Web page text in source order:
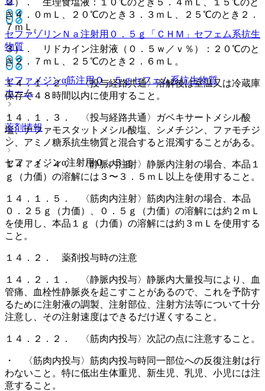
セファゾリンＮａ注射用０．５ｇ「ＣＨＭ」 セフェム系抗生
物質
セファメジンα筋注用０．５ｇセフェム系抗生物質
ホーム
薬剤情報
セファメジンα注射用０．５ｇ
き４．０ｍＬ、２０℃のとき３．３ｍＬ、２５℃のとき２．
７ｍＬ。
３）． リドカイン注射液（０．５ｗ／ｖ％）：２０℃のと
き２．７ｍＬ、２５℃のとき２．６ｍＬ。
１４．１．２． 〈投与経路共通〉溶解後は室温又は冷蔵庫
保存で４８時間以内に使用すること。
１４．１．３． 〈投与経路共通〉ガベキサートメシル酸
塩、ナファモスタットメシル酸塩、シメチジン、ファモチジ
ン、アミノ糖系抗生物質と混合すると混濁することがある。
１４．１．４． 〈静脈内注射〉静脈内注射の場合、本品１
ｇ（力価）の溶解には３〜３．５ｍＬ以上を使用すること。
１４．１．５． 〈筋肉内注射〉筋肉内注射の場合、本品
０．２５ｇ（力価）、０．５ｇ（力価）の溶解には約２ｍＬ
を使用し、本品１ｇ（力価）の溶解には約３ｍＬを使用する
こと。
１４．２． 薬剤投与時の注意
１４．２．１． 〈静脈内投与〉静脈内大量投与により、血
管痛、血栓性静脈炎を起こすことがあるので、これを予防す
るために注射液の調製、注射部位、注射方法等について十分
注意し、その注射速度はできるだけ遅くすること。
１４．２．２． 〈筋肉内投与〉次記の点に注意すること。
・ 〈筋肉内投与〉筋肉内投与時同一部位への反復注射は行
わないこと。特に低出生体重児、新生児、乳児、小児には注
意すること。